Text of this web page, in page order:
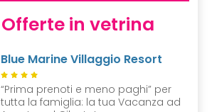
Offerte in vetrina
Blue Marine Villaggio Resort
“Prima prenoti e meno paghi” per
tutta la famiglia: la tua Vacanza ad